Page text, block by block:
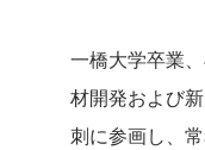
一橋大学卒業
材開発および
刺に参画し、